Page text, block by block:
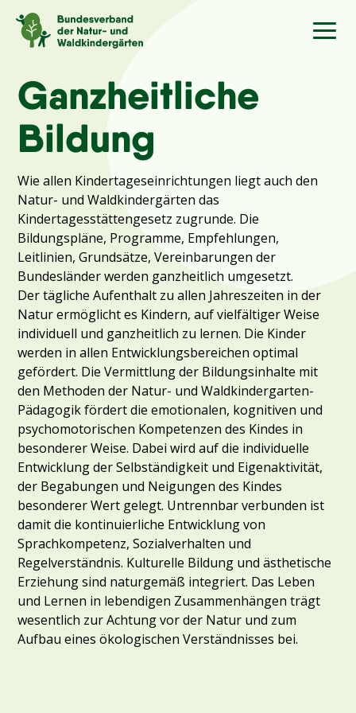
Sprache/Language
Aktuelles
Über uns
Kindergärten
Angebote
Kontakt
Ganzheitliche
Bildung
Wie allen Kindertageseinrichtungen liegt auch den
Natur- und Waldkindergärten das
Kindertagesstättengesetz zugrunde. Die
Bildungspläne, Programme, Empfehlungen,
Leitlinien, Grundsätze, Vereinbarungen der
Bundesländer werden ganzheitlich umgesetzt.
Der tägliche Aufenthalt zu allen Jahreszeiten in der
Natur ermöglicht es Kindern, auf vielfältiger Weise
individuell und ganzheitlich zu lernen. Die Kinder
werden in allen Entwicklungsbereichen optimal
gefördert. Die Vermittlung der Bildungsinhalte mit
den Methoden der Natur- und Waldkindergarten-
Pädagogik fördert die emotionalen, kognitiven und
psychomotorischen Kompetenzen des Kindes in
besonderer Weise. Dabei wird auf die individuelle
Entwicklung der Selbständigkeit und Eigenaktivität,
der Begabungen und Neigungen des Kindes
besonderer Wert gelegt. Untrennbar verbunden ist
damit die kontinuierliche Entwicklung von
Sprachkompetenz, Sozialverhalten und
Regelverständnis. Kulturelle Bildung und ästhetische
Erziehung sind naturgemäß integriert. Das Leben
und Lernen in lebendigen Zusammenhängen trägt
wesentlich zur Achtung vor der Natur und zum
Aufbau eines ökologischen Verständnisses bei.